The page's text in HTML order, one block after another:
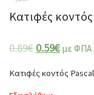
Κατιφές
0.89€ 0.59€ με ΦΠΑ
Κατιφές κοντός